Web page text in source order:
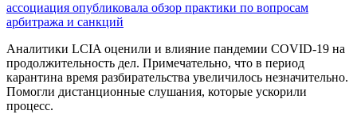
ассоциация опубликовала обзор практики по вопросам
арбитража и санкций
Аналитики LCIA оценили и влияние пандемии COVID-19 на
продолжительность дел. Примечательно, что в период
карантина время разбирательства увеличилось незначительно.
Помогли дистанционные слушания, которые ускорили
процесс.